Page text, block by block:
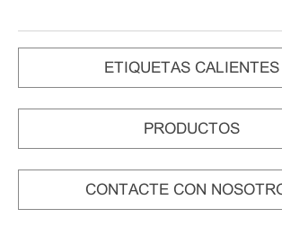
ETIQUETAS CALIENTES
PRODUCTOS
CONTACTE CON